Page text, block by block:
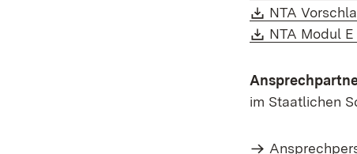
Download:
NTA
Download:
NTA Modul
im Staatlichen